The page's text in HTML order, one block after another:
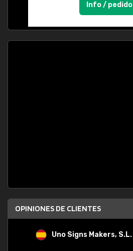
Info / pedido
OPINIONES DE CLIENTES
Uno Signs Makers, S.L.